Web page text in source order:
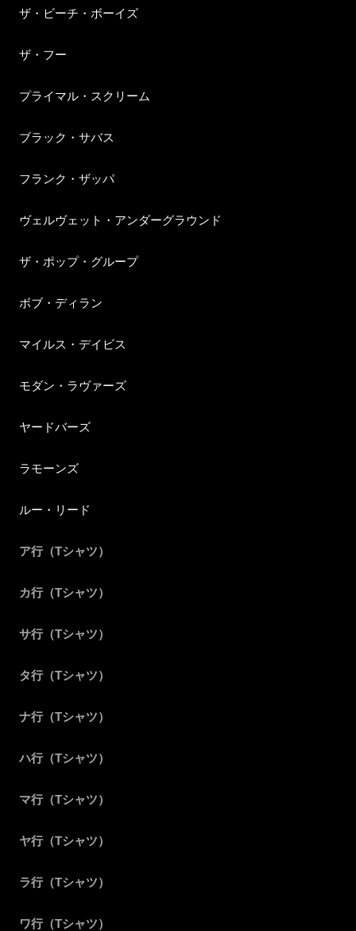
ザ・ビーチ・ボーイズ
ザ・フー
プライマル・スクリーム
ブラック・サバス
フランク・ザッパ
ヴェルヴェット・アンダーグラウンド
ザ・ポップ・グループ
ボブ・ディラン
マイルス・デイビス
モダン・ラヴァーズ
ヤードバーズ
ラモーンズ
ルー・リード
ア行（Tシャツ）
カ行（Tシャツ）
サ行（Tシャツ）
タ行（Tシャツ）
ナ行（Tシャツ）
ハ行（Tシャツ）
マ行（Tシャツ）
ヤ行（Tシャツ）
ラ行（Tシャツ）
ワ行（Tシャツ）